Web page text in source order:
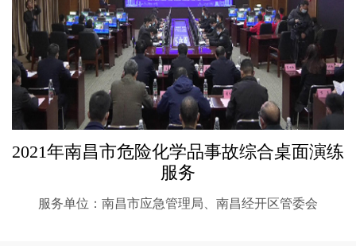
2021年南昌市危险化学品事故综合桌面演练
服务
服务单位：南昌市应急管理局、南昌经开区管委会